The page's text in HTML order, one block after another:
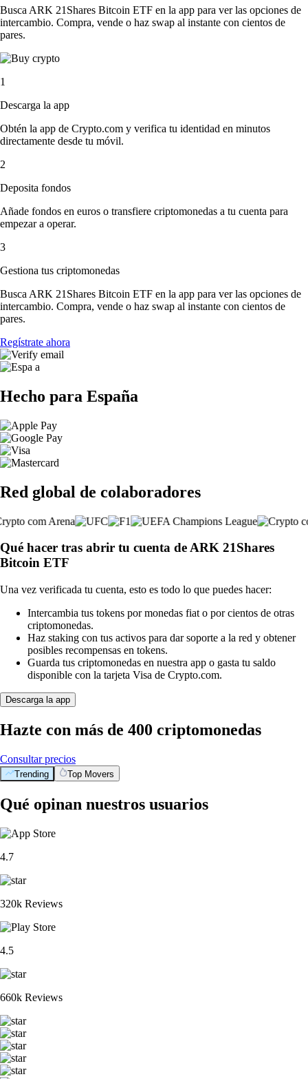
Busca ARK 21Shares Bitcoin ETF en la app para ver las opciones de
intercambio. Compra, vende o haz swap al instante con cientos de
pares.
1
Descarga la app
Obtén la app de Crypto.com y verifica tu identidad en minutos
directamente desde tu móvil.
2
Deposita fondos
Añade fondos en euros o transfiere criptomonedas a tu cuenta para
empezar a operar.
3
Gestiona tus criptomonedas
Busca ARK 21Shares Bitcoin ETF en la app para ver las opciones de
intercambio. Compra, vende o haz swap al instante con cientos de
pares.
Regístrate ahora
Hecho para España
Red global de colaboradores
Qué hacer tras abrir tu cuenta de ARK 21Shares
Bitcoin ETF
Una vez verificada tu cuenta, esto es todo lo que puedes hacer:
Intercambia tus tokens por monedas fiat o por cientos de otras
criptomonedas.
Haz staking con tus activos para dar soporte a la red y obtener
posibles recompensas en tokens.
Guarda tus criptomonedas en nuestra app o gasta tu saldo
disponible con la tarjeta Visa de Crypto.com.
Descarga la app
Hazte con más de 400 criptomonedas
Consultar precios
Trending Top Movers
Qué opinan nuestros usuarios
4.7
320k Reviews
4.5
660k Reviews